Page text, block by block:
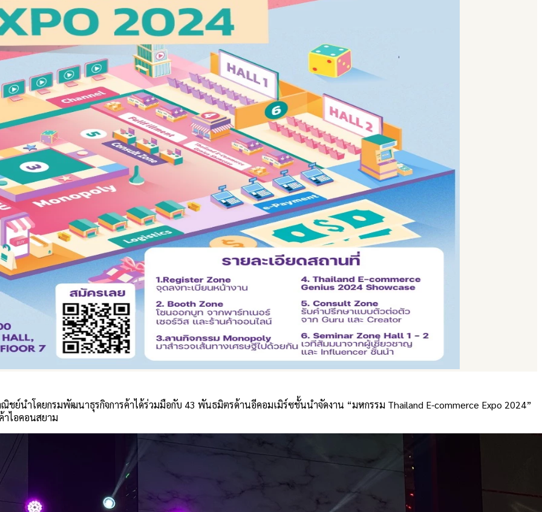
ย์นำโดยกรมพัฒนาธุรกิจการค้าได้ร่วมมือกับ 43 พันธมิตรด้านอีคอมเมิร์ซชั้นนำจัดงาน “มหกรรม Thailand E-commerce Expo 2024”
ไอคอนสยาม